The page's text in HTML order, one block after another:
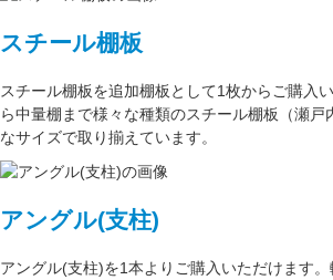
スチール棚板
スチール棚板を追加棚板 として1枚からご購入
ら中量棚まで様々な種類のスチール棚板（瀬戸
なサイズで取り揃えています。
アングル(支柱)
アングル(支柱)を1本よりご購入いただけます